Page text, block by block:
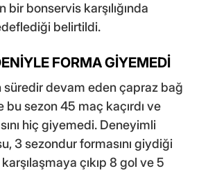
bonservis karşılığında
belirtildi.
FORMA GİYEMEDİ
süredir devam eden çapraz bağ
bu sezon 45 maç kaçırdı ve
hiç giyemedi. Deneyimli
3 sezondur formasını giydiği
çıkıp 8 gol ve 5